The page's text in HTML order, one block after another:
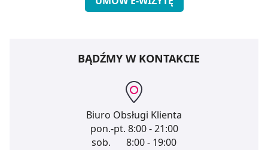
BĄDŹMY W KONTAKCIE
Biuro Obsługi Klienta
pon.-pt. 8:00 - 21:00
sob.
8:00 - 19:00